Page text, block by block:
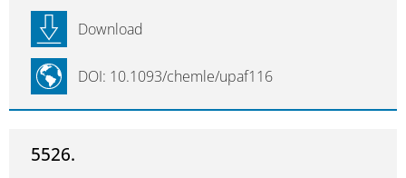
DOI: 10.1093/chemle/upaf116
Download
5526.